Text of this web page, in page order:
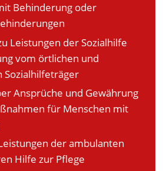
Behinderung oder
Leistungen der Sozialhilfe
vom örtlichen und
Sozialhilfeträger
Ansprüche und Gewährung
für Menschen mit
der ambulanten
Hilfe zur Pflege